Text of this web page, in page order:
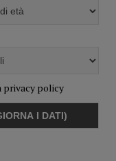
privacy policy